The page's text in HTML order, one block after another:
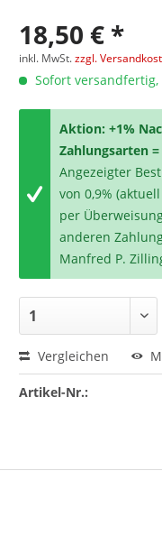
18,50 € *
inkl. MwSt.zzgl.
Sofort
Aktion: +1%
Zahlungsarten
Angezeigter
von 0,9%
per
anderen
Manfred P.
Vergleichen
Artikel-Nr.: